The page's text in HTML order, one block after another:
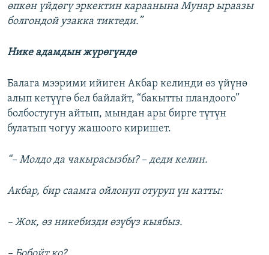
өпкөн үйдөгү эркектин караанына Мунар ыраазы
болгондой узакка тиктеди.”
Нике адамдын жүрөгүндө
Балага мээрими ийиген Акбар келинди өз үйүнө
алып кетүүгө бел байлайт, “бакытты пландоого”
болбостугун айтып, мындан ары бирге түтүн
булатып чогуу жашоого киришет.
“– Молдо да чакырасызбы? – деди келин.
Акбар, бир саамга ойлонуп отуруп үн катты:
– Жок, өз никебизди өзүбүз кыябыз.